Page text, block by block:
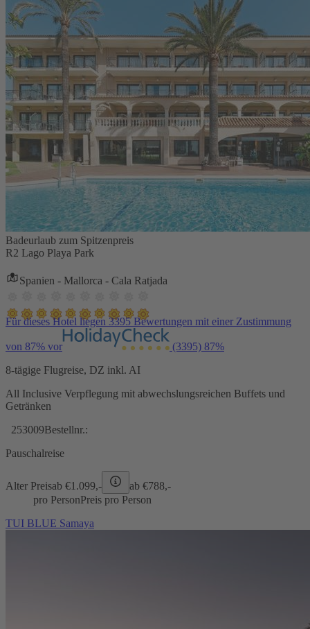
Badeurlaub zum Spitzenpreis
R2 Lago Playa Park
Spanien - Mallorca - Cala Ratjada
Für dieses Hotel liegen 3395 Bewertungen mit einer Zustimmung
von 87% vor (3395) 87%
8-tägige Flugreise, DZ inkl. AI
All Inclusive Verpflegung mit abwechslungsreichen Buffets und
Getränken
253009Bestellnr.:
Pauschalreise
Alter Preisab €1.099,- ab €788,-
pro PersonPreis pro Person
TUI BLUE Samaya